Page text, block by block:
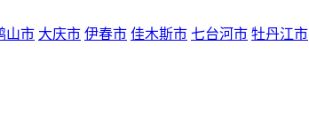
山市 大庆市 伊春市 佳木斯市 七台河市 牡丹江市